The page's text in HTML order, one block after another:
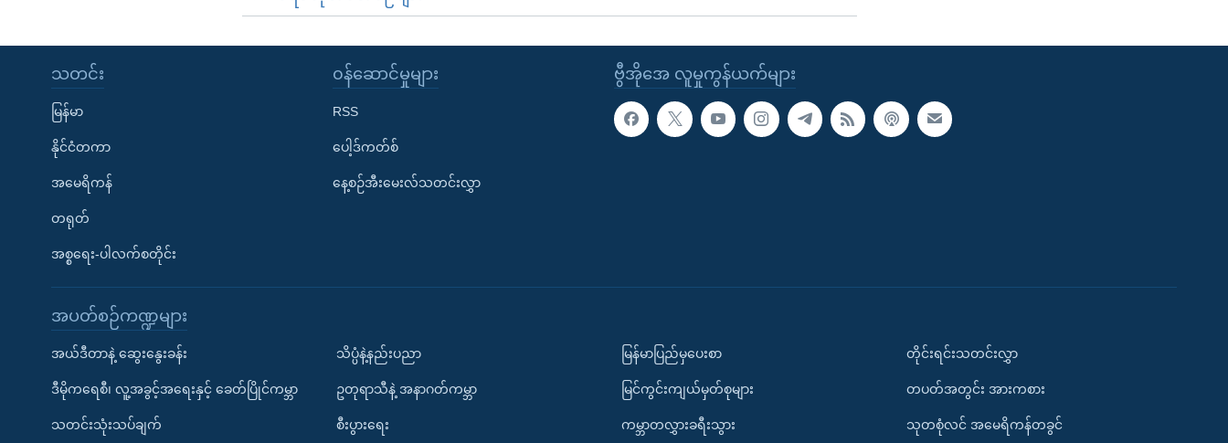
ဗွီအိုအေ လူမှုကွန်ယက်များ
သတင်း
မြန်မာ
နိုင်ငံတကာ
အမေရိကန်
တရုတ်
အစ္စရေး-ပါလက်စတိုင်း
၀န်ဆောင်မှုများ
RSS
ပေါ့ဒ်ကတ်စ်
နေ့စဉ်အီးမေးလ်သတင်းလွှာ
အပတ်စဉ်ကဏ္ဍများ
အယ်ဒီတာနဲ့ ဆွေးနွေးခန်း
ဒီမိုကရေစီ၊ လူ့အခွင့်အရေးနှင့် ခေတ်ပြိုင်ကမ္ဘာ
သတင်းသုံးသပ်ချက်
သိပ္ပံနဲ့နည်းပညာ
ဥတုရာသီနဲ့ အနာဂတ်ကမ္ဘာ
စီးပွားရေး
မြန်မာပြည်မှပေးစာ
မြင်ကွင်းကျယ်မှတ်စုများ
ကမ္ဘာတလွှားခရီးသွား
တိုင်းရင်းသတင်းလွှာ
တပတ်အတွင်း အားကစား
သုတစုံလင် အမေရိကန်တခွင်